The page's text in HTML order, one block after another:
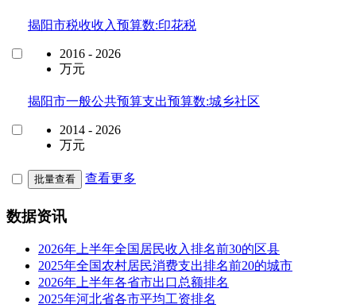
揭阳市税收收入预算数:印花税
2016 - 2026
万元
揭阳市一般公共预算支出预算数:城乡社区
2014 - 2026
万元
批量查看 查看更多
数据资讯
2026年上半年全国居民收入排名前30的区县
2025年全国农村居民消费支出排名前20的城市
2026年上半年各省市出口总额排名
2025年河北省各市平均工资排名